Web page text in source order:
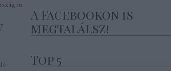
A Facebookon is
megtalálsz!
Top 5